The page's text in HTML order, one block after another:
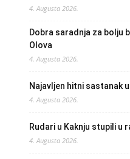
4. Augusta 2026.
Dobra saradnja za bolju
Olova
4. Augusta 2026.
Najavljen hitni sastanak
4. Augusta 2026.
Rudari u Kaknju stupili u
4. Augusta 2026.